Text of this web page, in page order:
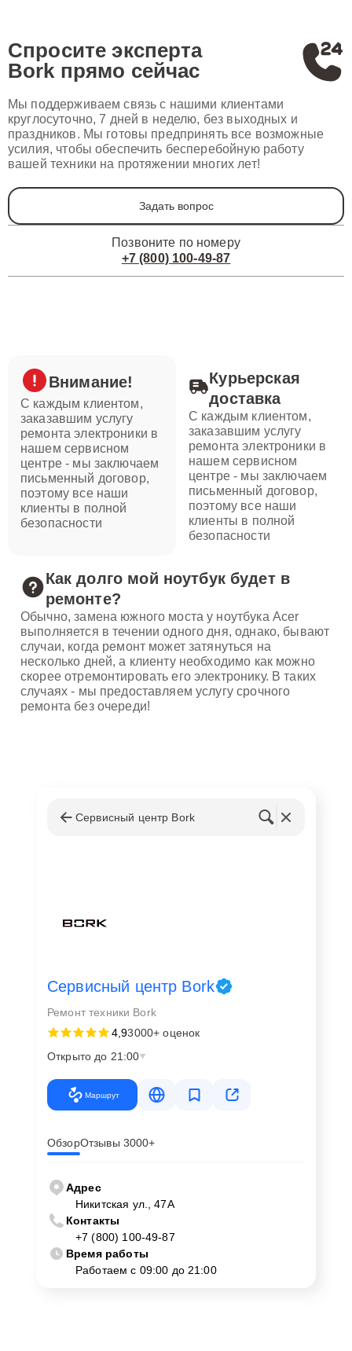
Спросите эксперта
Bork прямо сейчас
Мы поддерживаем связь с нашими клиентами
круглосуточно, 7 дней в неделю, без выходных и
праздников. Мы готовы предпринять все возможные
усилия, чтобы обеспечить бесперебойную работу
вашей техники на протяжении многих лет!
Задать вопрос
Позвоните по номеру
+7 (800) 100-49-87
Внимание!
С каждым клиентом,
заказавшим услугу
ремонта электроники в
нашем сервисном
центре - мы заключаем
письменный договор,
поэтому все наши
клиенты в полной
безопасности
Курьерская
доставка
С каждым клиентом,
заказавшим услугу
ремонта электроники в
нашем сервисном
центре - мы заключаем
письменный договор,
поэтому все наши
клиенты в полной
безопасности
Как долго мой ноутбук будет в
ремонте?
Обычно, замена южного моста у ноутбука Acer
выполняется в течении одного дня, однако, бывают
случаи, когда ремонт может затянуться на
несколько дней, а клиенту необходимо как можно
скорее отремонтировать его электронику. В таких
случаях - мы предоставляем услугу срочного
ремонта без очереди!
Сервисный центр Bork
Сервисный центр Bork
Ремонт техники Bork
4,93000+ оценок
Открыто до 21:00
Маршрут
ОбзорОтзывы 3000+
Адрес
Никитская ул., 47А
Контакты
+7 (800) 100-49-87
Время работы
Работаем с 09:00 до 21:00